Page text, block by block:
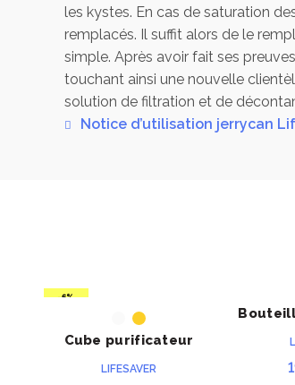
Boîtier robuste pour une
Fourni les besoins
Le flexible et pommeau
Débit rapide : 3 litres/
les kystes. En cas de saturation
remplacés. Il suffit alors de le
simple. Après avoir fait ses
touchant ainsi une nouvelle
solution de filtration et de
Notice d’utilisation jerrycan
-6%
ACHETER
Cube purificateur
LIFESAVER